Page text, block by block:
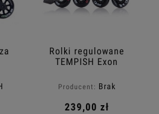
Rolki regulowane
TEMPISH Exon
Producent: Brak
239,00 zł